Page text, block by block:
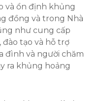
và ổn định khủng
đồng và trong Nhà
như cung cấp
tạo và hỗ trợ
đình và người chăm
ra khủng hoảng